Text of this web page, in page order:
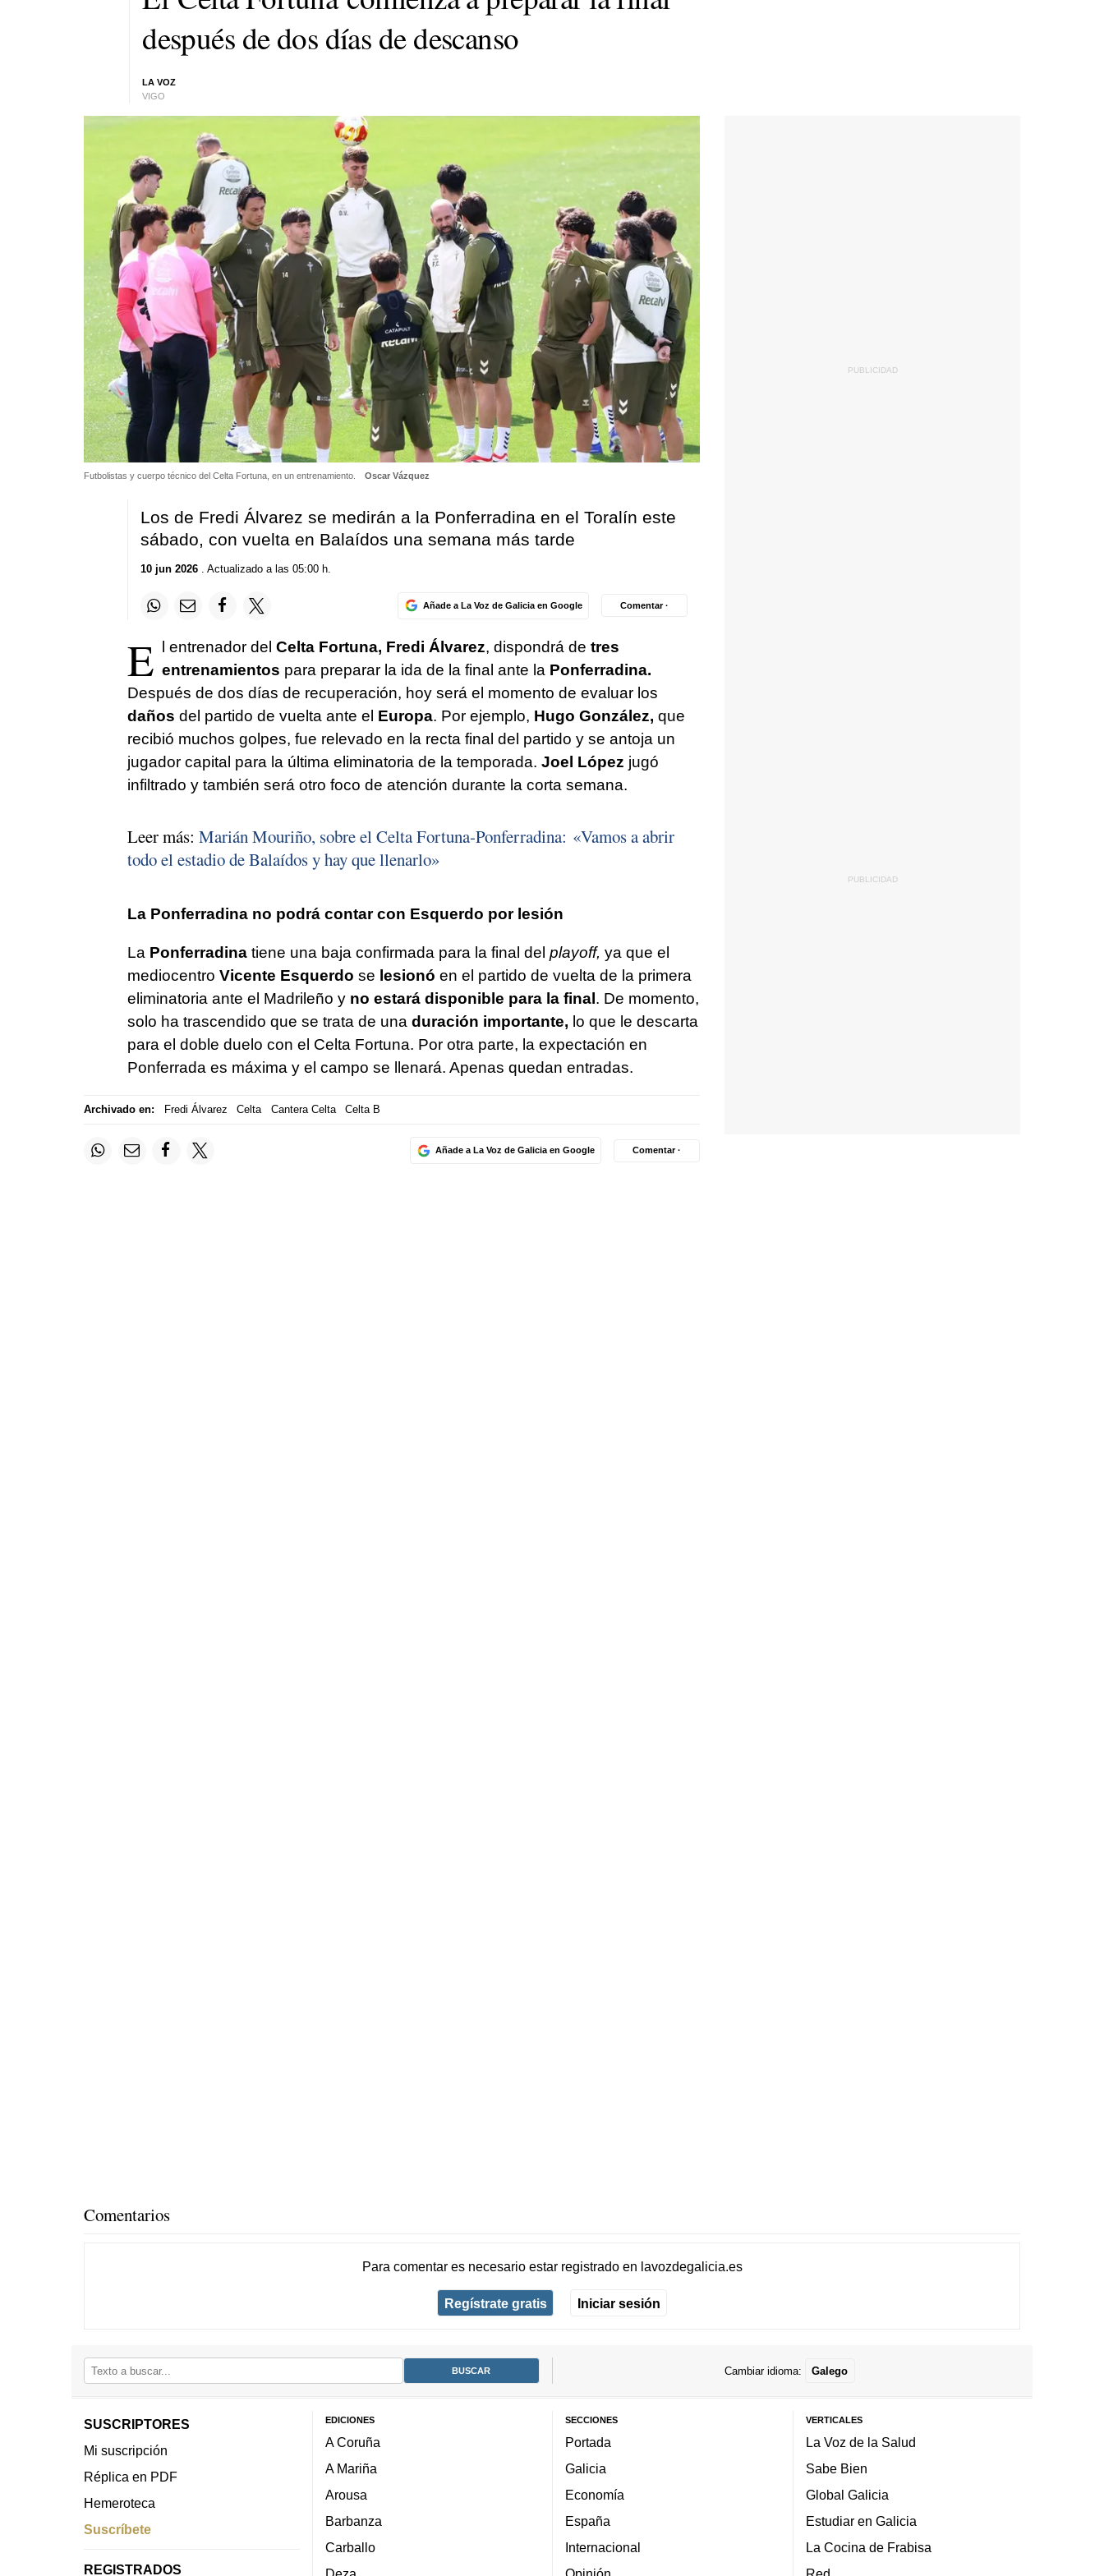
después de dos días de descanso
LA VOZ
VIGO
Futbolistas y cuerpo técnico del Celta Fortuna, en un entrenamiento. Oscar Vázquez
Los de Fredi Álvarez se medirán a la Ponferradina en el Toralín este
sábado, con vuelta en Balaídos una semana más tarde
10 jun 2026. Actualizado a las 05:00 h.
Añade a La Voz de Galicia en Google Comentar ·
E l entrenador del Celta Fortuna, Fredi Álvarez, dispondrá de tres
entrenamientos para preparar la ida de la final ante la Ponferradina.
Después de dos días de recuperación, hoy será el momento de evaluar los
daños del partido de vuelta ante el Europa. Por ejemplo, Hugo González, que
recibió muchos golpes, fue relevado en la recta final del partido y se antoja un
jugador capital para la última eliminatoria de la temporada. Joel López jugó
infiltrado y también será otro foco de atención durante la corta semana.
Leer más: Marián Mouriño, sobre el Celta Fortuna-Ponferradina: «Vamos a abrir
todo el estadio de Balaídos y hay que llenarlo»
La Ponferradina no podrá contar con Esquerdo por lesión
La Ponferradinatiene una baja confirmada para la final del playoff, ya que el
mediocentro Vicente Esquerdo se lesionó en el partido de vuelta de la primera
eliminatoria ante el Madrileño y no estará disponible para la final. De momento,
solo ha trascendido que se trata de una duración importante, lo que le descarta
para el doble duelo con el Celta Fortuna. Por otra parte, la expectación en
Ponferrada es máxima y el campo se llenará. Apenas quedan entradas.
Archivado en: Fredi Álvarez Celta Cantera Celta Celta B
Añade a La Voz de Galicia en Google Comentar ·
Comentarios
Para comentar es necesario estar registradoen lavozdegalicia.es
Regístrate gratis Iniciar sesión
Cambiar idioma: Galego
SUSCRIPTORES
Mi suscripción
Réplica en PDF
Hemeroteca
Suscríbete
REGISTRADOS
EDICIONES
A Coruña
A Mariña
Arousa
Barbanza
Carballo
SECCIONES
Portada
Galicia
Economía
España
Internacional
VERTICALES
La Voz de la Salud
Sabe Bien
Global Galicia
Estudiar en Galicia
La Cocina de Frabisa